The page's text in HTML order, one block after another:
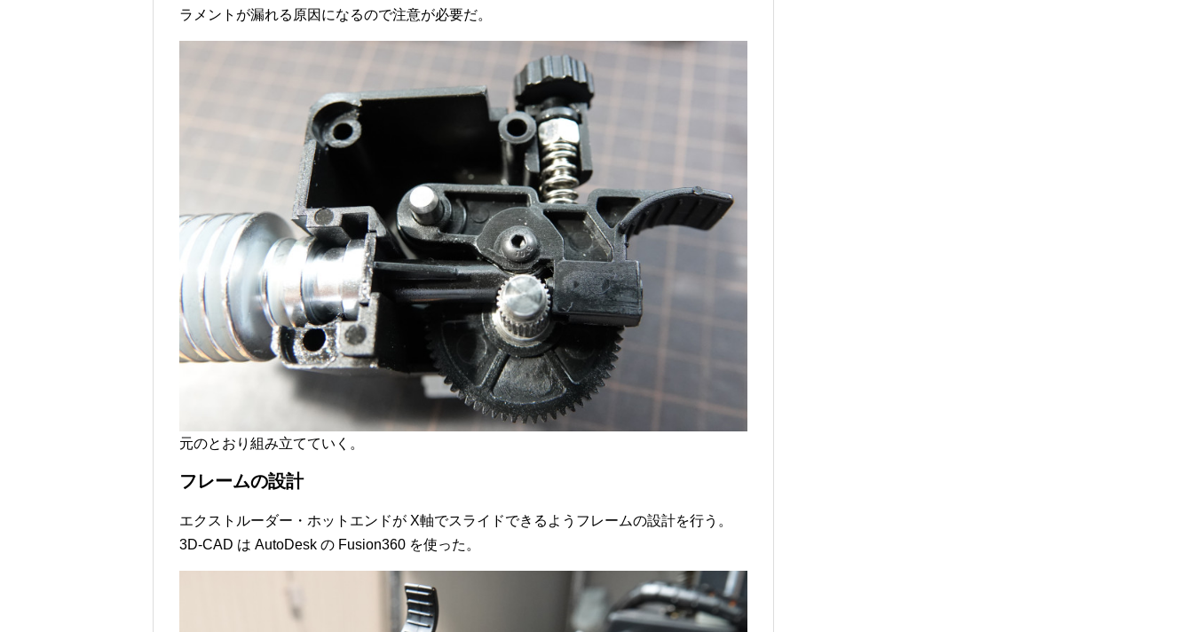
ラメントが漏れる原因になるので注意が必要だ。
元のとおり組み立てていく。
フレームの設計
エクストルーダー・ホットエンドが X軸でスライドできるようフレームの設計を行う。
3D-CAD は AutoDesk の Fusion360 を使った。